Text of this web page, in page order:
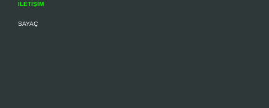
İLETİŞİM
SAYAÇ